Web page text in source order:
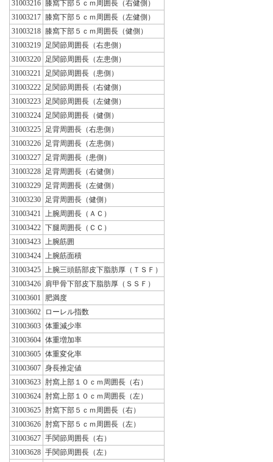
31003216
膝窩下部５ｃｍ周囲長（右健側）
31003217 膝窩下部５ｃｍ周囲長（左健側）
31003218 膝窩下部５ｃｍ周囲長（健側）
31003219
足関節周囲長（右患側）
31003220
足関節周囲長（左患側）
31003221
足関節周囲長（患側）
31003222
足関節周囲長（右健側）
31003223
足関節周囲長（左健側）
31003224
足関節周囲長（健側）
31003225
足背周囲長（右患側）
31003226
足背周囲長（左患側）
31003227
足背周囲長（患側）
31003228
足背周囲長（右健側）
31003229
足背周囲長（左健側）
31003230
足背周囲長（健側）
31003421
上腕周囲長（ＡＣ）
31003422 下腿周囲長（ＣＣ）
31003423
上腕筋囲
31003424
上腕筋面積
31003425
上腕三頭筋部皮下脂肪厚（ＴＳＦ）
31003426
肩甲骨下部皮下脂肪厚（ＳＳＦ）
31003601
肥満度
31003602
ローレル指数
31003603 体重減少率
31003604 体重増加率
31003605 体重変化率
31003607 身長推定値
31003623 肘窩上部１０ｃｍ周囲長（右）
31003624 肘窩上部１０ｃｍ周囲長（左）
31003625 肘窩下部５ｃｍ周囲長（右）
31003626 肘窩下部５ｃｍ周囲長（左）
31003627 手関節周囲長（右）
31003628 手関節周囲長（左）